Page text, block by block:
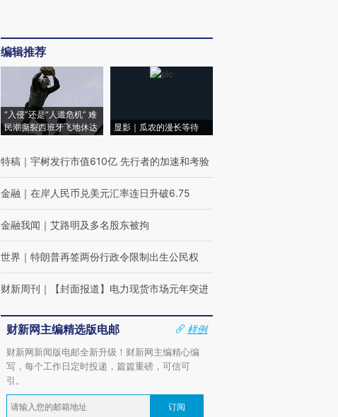
编辑推荐
“入侵”还是“人道危机” 难
民潮撕裂西班牙飞地休达
显影｜瓜农的漫长等待
特稿 ｜ 宇树发行市值610亿 先行者的加速和考验
金融 ｜ 在岸人民币兑美元汇率连日升破6.75
金融我闻 ｜ 艾路明及多名股东被拘
世界 ｜ 特朗普再签两份行政令限制出生公民权
财新周刊 ｜ 【封面报道】电力现货市场元年突进
财新网主编精选版电邮
样例
财新网新闻版电邮全新升级！财新网主编精心编
写，每个工作日定时投递，篇篇重磅，可信可
引。
订阅